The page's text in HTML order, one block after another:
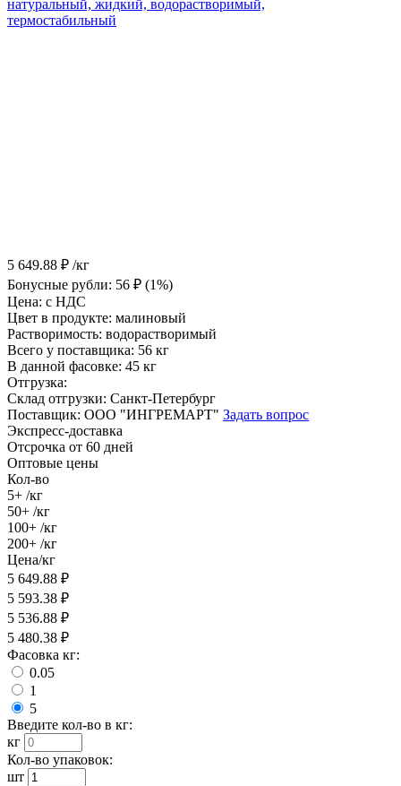
5 649.88 ₽ /кг
Бонусные рубли: 56 ₽ (1%)
Цена: с НДС
Цвет в продукте: малиновый
Растворимость: водорастворимый
Всего у поставщика: 56 кг
В данной фасовке: 45 кг
Отгрузка:
Склад отгрузки: Санкт-Петербург
Поставщик: ООО "ИНГРЕМАРТ" Задать вопрос
Экспресс-доставка
Отсрочка от 60 дней
Оптовые цены
Кол-во
5+ /кг
50+ /кг
100+ /кг
200+ /кг
Цена/кг
5 649.88 ₽
5 593.38 ₽
5 536.88 ₽
5 480.38 ₽
Фасовка кг:
0.05
1
5
Введите кол-во в кг:
кг
Кол-во упаковок:
шт